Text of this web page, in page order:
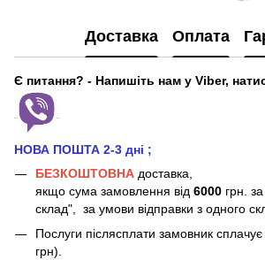
Доставка Оплата
Є питання? - Напишіть нам у Viber,
НОВА ПОШТА 2-3 дні ;
БЕЗКОШТОВНА доставка,
якщо сума замовлення від 6000 грн.
склад", за умови відправки з одного
Послуги післясплати замовник
грн).